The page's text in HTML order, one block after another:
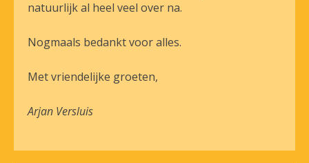
natuurlijk al heel veel over na.
Nogmaals bedankt voor alles.
Met vriendelijke groeten,
Arjan Versluis